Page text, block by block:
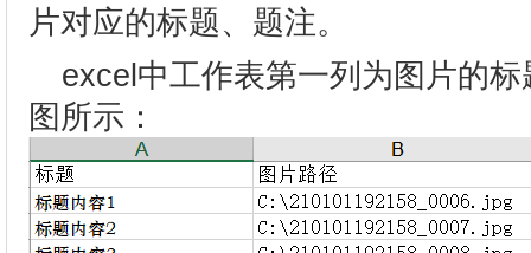
片对应的标题、题注。
excel中工作表第一列为图片的
图所示：